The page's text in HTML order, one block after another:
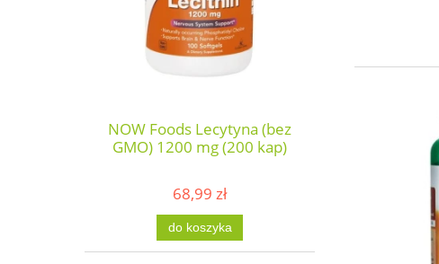
NOW Foods Lecytyna (bez
GMO) 1200 mg (200 kap)
68,99 zł
do koszyka